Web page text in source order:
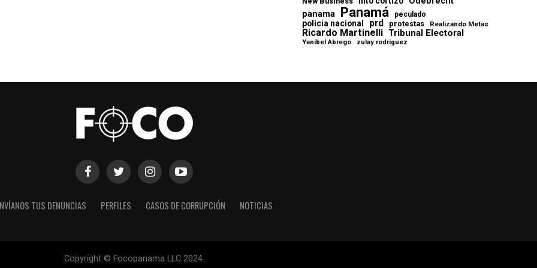
panama Panamá peculado
policia nacional prd protestas Realizando Metas
Ricardo Martinelli Tribunal Electoral
Yanibel Abrego zulay rodriguez
TUS DENUNCIAS PERFILES CASOS DE CORRUPCIÓN NOTICIAS
Copyright © Focopanama LLC 2024.